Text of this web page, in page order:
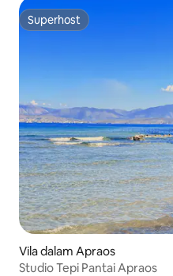
Superhost
Superhost
Vila dalam Apraos
Studio Tepi Pantai Apraos